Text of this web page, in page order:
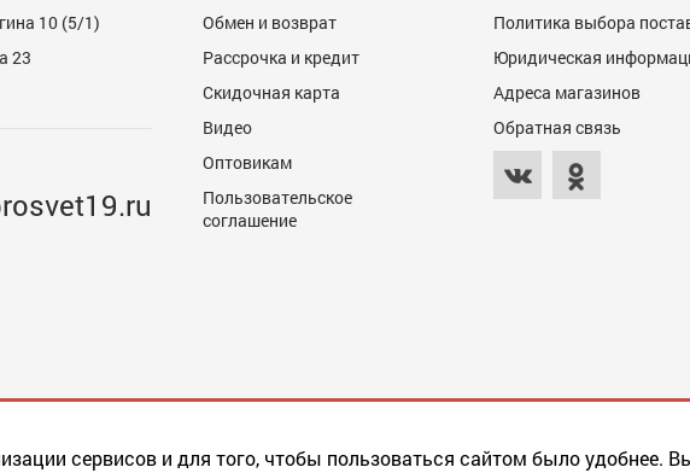
сервисов и для того, чтобы пользоваться сайтом было удобнее.
10 (5/1)
23
Обмен и возврат
Рассрочка и кредит
Скидочная карта
Видео
Оптовикам
Пользовательское
соглашение
Политика выбора
Юридическая
Адреса магазинов
Обратная связь